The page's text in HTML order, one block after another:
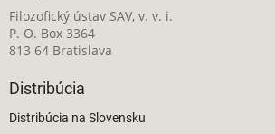
Filozofický ústav SAV, v. v. i.
P. O. Box 3364
813 64 Bratislava
Distribúcia
Distribúcia na Slovensku